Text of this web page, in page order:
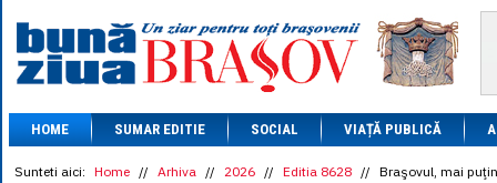
= 5.8304
1 XAU= 464.4611
1 AED= 1.1933
1 AUD= 2.7957
1 BGN= 2.5449
1 CAD= 3.1559
1 CHF= 5.2813
1 CNY= 0.6015
HOME SUMAR EDITIE SOCIAL VIAȚĂ PUBLICĂ
Sunteti aici: Home // Arhiva // 2026 // Editia 8628 // Braşovul, mai